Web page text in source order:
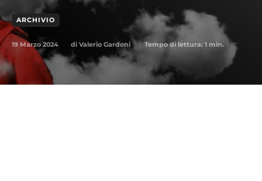
ARCHIVIO
19 Marzo 2024 di Valerio Gardoni Tempo di lettura: 1 min.